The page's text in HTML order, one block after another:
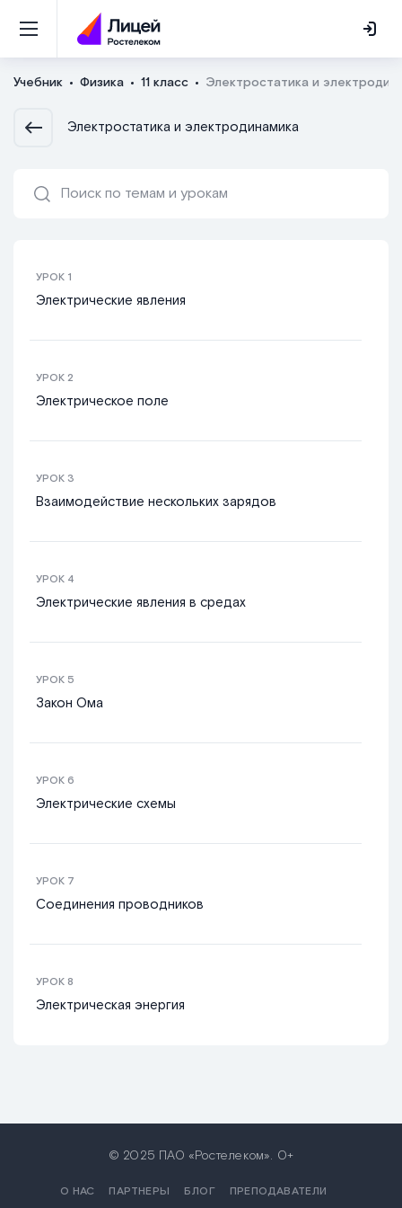
Учебник Физика 11 класс Электростатика и
Электростатика и электродинамика
УРОК 1
Электрические явления
УРОК 2
Электрическое поле
УРОК 3
Взаимодействие нескольких зарядов
УРОК 4
Электрические явления в средах
УРОК 5
Закон Ома
УРОК 6
Электрические схемы
УРОК 7
Соединения проводников
УРОК 8
Электрическая энергия
© 2025 ПАО «Ростелеком». 0+
О НАС ПАРТНЕРЫ БЛОГ ПРЕПОДАВАТЕЛИ